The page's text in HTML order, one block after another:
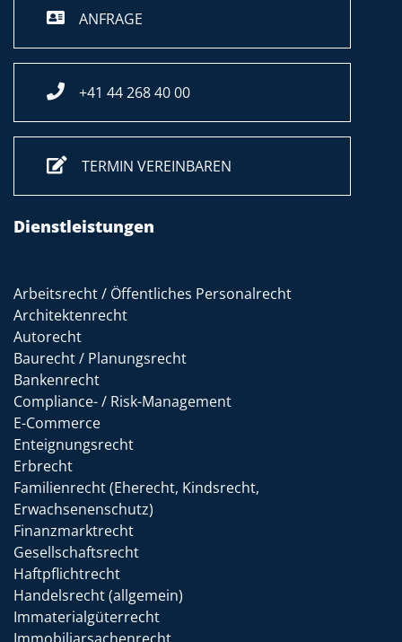
ANFRAGE
+41 44 268 40 00
TERMIN VEREINBAREN
Dienstleistungen
Arbeitsrecht / Öffentliches Personalrecht
Architektenrecht
Autorecht
Baurecht / Planungsrecht
Bankenrecht
Compliance- / Risk-Management
E-Commerce
Enteignungsrecht
Erbrecht
Familienrecht (Eherecht, Kindsrecht,
Erwachsenenschutz)
Finanzmarktrecht
Gesellschaftsrecht
Haftpflichtrecht
Handelsrecht (allgemein)
Immaterialgüterrecht